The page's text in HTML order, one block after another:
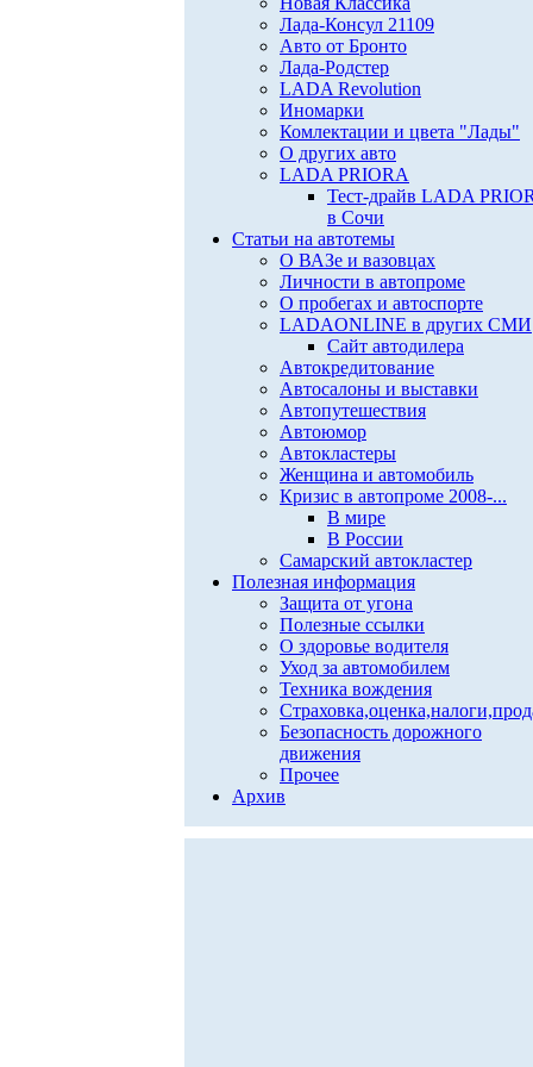
Лада-Консул 21109
Авто от Бронто
Лада-Родстер
LADA Revolution
Иномарки
Комлектации и цвета "Лады"
О других авто
LADA PRIORA
Тест-драйв LADA
в Сочи
Статьи на автотемы
О ВАЗе и вазовцах
Личности в автопроме
О пробегах и автоспорте
LADAONLINE в других СМИ
Сайт автодилера
Автокредитование
Автосалоны и выставки
Автопутешествия
Автоюмор
Автокластеры
Женщина и автомобиль
Кризис в автопроме 2008-...
В мире
В России
Самарский автокластер
Полезная информация
Защита от угона
Полезные ссылки
О здоровье водителя
Уход за автомобилем
Техника вождения
Безопасность дорожного
движения
Прочее
Архив